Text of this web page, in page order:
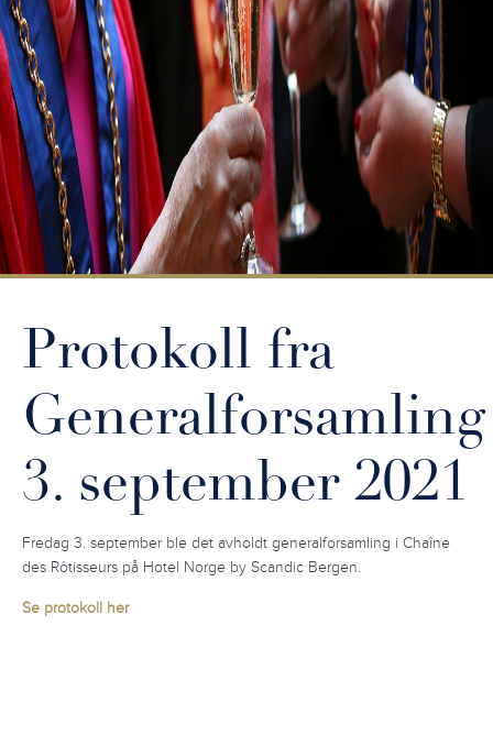
Protokoll fra
Generalforsamling
3. september 2021
Fredag 3. september ble det avholdt generalforsamling i Chaîne
des Rôtisseurs på Hotel Norge by Scandic Bergen.
Se protokoll her